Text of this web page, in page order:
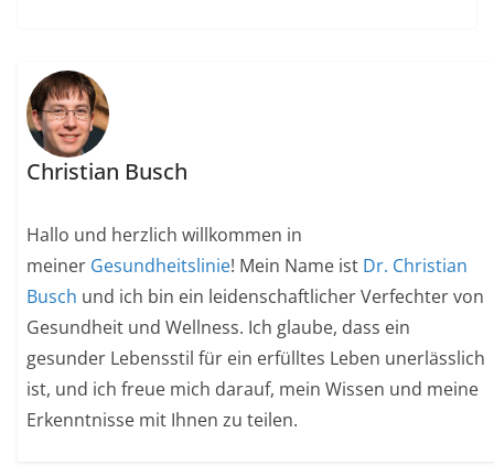
Christian Busch
Hallo und herzlich willkommen in
meiner Gesundheitslinie! Mein Name ist Dr. Christian
Busch und ich bin ein leidenschaftlicher Verfechter von
Gesundheit und Wellness. Ich glaube, dass ein
gesunder Lebensstil für ein erfülltes Leben unerlässlich
ist, und ich freue mich darauf, mein Wissen und meine
Erkenntnisse mit Ihnen zu teilen.